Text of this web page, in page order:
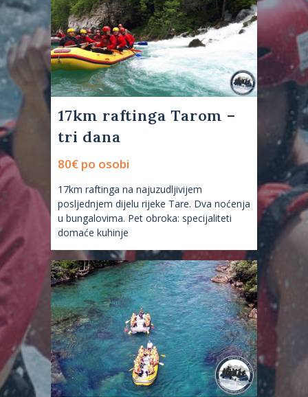
17km raftinga Tarom –
tri dana
80€ po osobi
17km raftinga na najuzudljivijem
posljednjem dijelu rijeke Tare. Dva noćenja
u bungalovima. Pet obroka: specijaliteti
domaće kuhinje